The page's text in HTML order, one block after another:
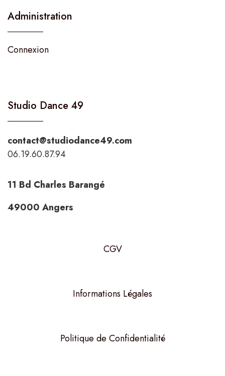
Administration
Connexion
Studio Dance 49
contact@studiodance49.com
06.19.60.87.94
11 Bd Charles Barangé
49000 Angers
CGV
Informations Légales
Politique de Confidentialité